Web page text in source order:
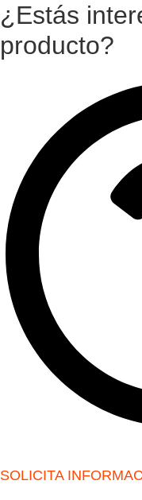
¿Estás
producto?
SOLICITA